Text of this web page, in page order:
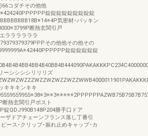
コダチその他他
錠錠錠錠錠錠錠錠錠
気密材･パッキン
断熱玄関引戸
ララララララ
その他他その他その
錠錠錠錠錠錠
ーシシシシリリリズ
キキキンキキ
熱玄関引戸ポスト
錠QDJ990B148P204勝手口ドア
ザドアチェーンフランス落し丁番引
ース･クリップ･振れ止めキャップ･カ